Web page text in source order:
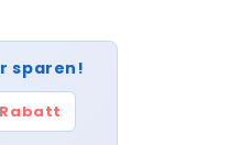
sparen!
Rabatt